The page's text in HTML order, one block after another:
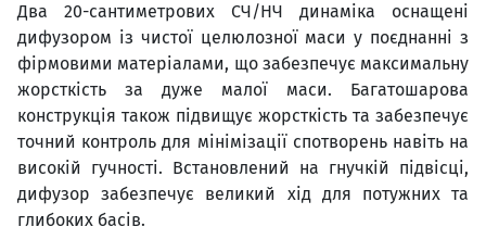
Два 20-сантиметрових СЧ/НЧ динаміка оснащені
дифузором із чистої целюлозної маси у поєднанні з
фірмовими матеріалами, що забезпечує максимальну
жорсткість за дуже малої маси. Багатошарова
конструкція також підвищує жорсткість та забезпечує
точний контроль для мінімізації спотворень навіть на
високій гучності. Встановлений на гнучкій підвісці,
дифузор забезпечує великий хід для потужних та
глибоких басів.